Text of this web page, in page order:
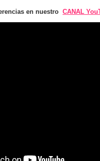
en nuestro CANAL